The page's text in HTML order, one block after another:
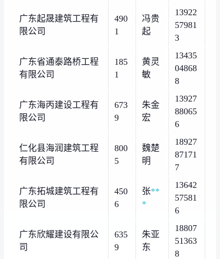
广东起晟建筑工程有
限公司
490
1
冯贵
起
13922
57981
3
广东省通泰路桥工程
有限公司
185
1
黄灵
敏
13435
04868
8
广东海丙建设工程有
限公司
673
9
朱金
宏
13927
88065
6
仁化县海润建筑工程
有限公司
800
5
魏楚
明
18927
87171
7
广东拓城建筑工程有
限公司
450
6
张**
*
13642
57581
6
广东欣耀建设有限公
司
635
9
朱亚
东
18807
51363
8